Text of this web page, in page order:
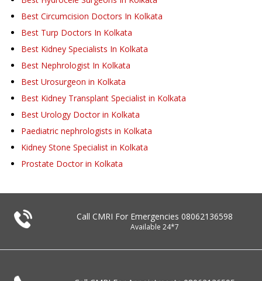
Best Circumcision Doctors In Kolkata
Best Turp Doctors In Kolkata
Best Kidney Specialists In Kolkata
Best Nephrologist In Kolkata
Best Urosurgeon in Kolkata
Best Kidney Transplant Specialist in Kolkata
Best Urology Doctor in Kolkata
Paediatric nephrologists in Kolkata
Kidney Stone Specialist in Kolkata
Prostate Doctor in Kolkata
Call CMRI For Emergencies 08062136598
Available 24*7